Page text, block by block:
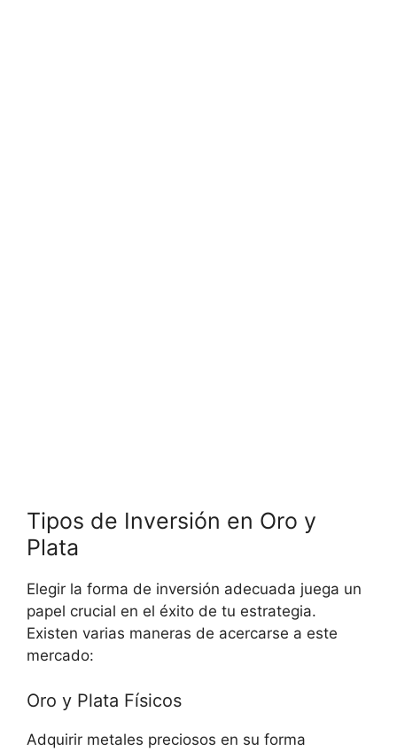
Tipos de Inversión en Oro y
Plata
Elegir la forma de inversión adecuada juega​ un
papel crucial en el éxito de tu⁣ estrategia.
Existen varias​ maneras de acercarse a este‍
mercado:
Oro y Plata Físicos
Adquirir metales preciosos en su forma